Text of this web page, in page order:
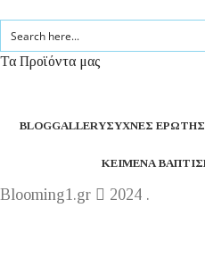
Τα Προϊόντα μας
BLOGGALLERYΣΥΧΝΈΣ
ΚΕΊΜΕΝΑ
Blooming1.gr
2024 .